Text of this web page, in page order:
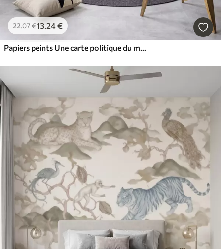
22.07€13.24€
Papiers peints Une carte politique du monde de couleur marron, avec des drapeaux en français